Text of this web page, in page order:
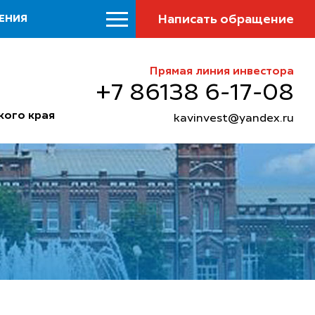
Написать обращение
края
Прямая линия инвестора
+7 86138 6-17-08
kavinvest@yandex.ru